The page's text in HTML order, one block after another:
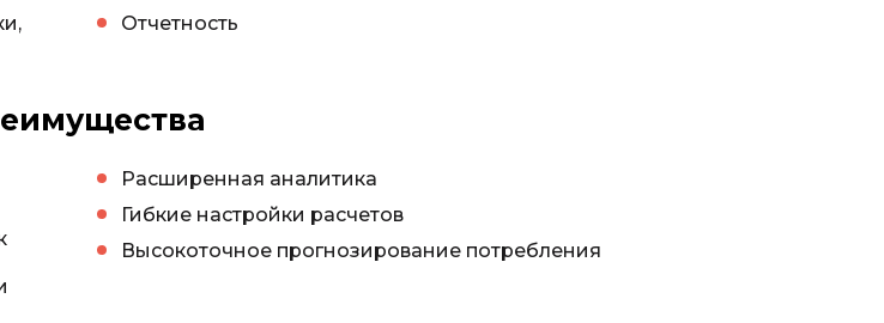
Отчетность
Расширенная аналитика
Гибкие настройки расчетов
Высокоточное прогнозирование потребления